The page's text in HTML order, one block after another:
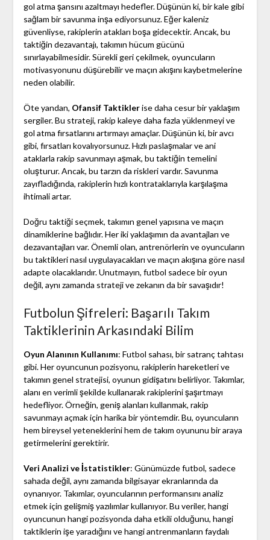
gol atma şansını azaltmayı hedefler. Düşünün ki, bir kale gibi
sağlam bir savunma inşa ediyorsunuz. Eğer kaleniz
güvenliyse, rakiplerin atakları boşa gidecektir. Ancak, bu
taktiğin dezavantajı, takımın hücum gücünü
sınırlayabilmesidir. Sürekli geri çekilmek, oyuncuların
motivasyonunu düşürebilir ve maçın akışını kaybetmelerine
neden olabilir.
Öte yandan, Ofansif Taktiklerise daha cesur bir yaklaşım
sergiler. Bu strateji, rakip kaleye daha fazla yüklenmeyi ve
gol atma fırsatlarını artırmayı amaçlar. Düşünün ki, bir avcı
gibi, fırsatları kovalıyorsunuz. Hızlı paslaşmalar ve ani
ataklarla rakip savunmayı aşmak, bu taktiğin temelini
oluşturur. Ancak, bu tarzın da riskleri vardır. Savunma
zayıfladığında, rakiplerin hızlı kontrataklarıyla karşılaşma
ihtimali artar.
Doğru taktiği seçmek, takımın genel yapısına ve maçın
dinamiklerine bağlıdır. Her iki yaklaşımın da avantajları ve
dezavantajları var. Önemli olan, antrenörlerin ve oyuncuların
bu taktikleri nasıl uygulayacakları ve maçın akışına göre nasıl
adapte olacaklarıdır. Unutmayın, futbol sadece bir oyun
değil, aynı zamanda strateji ve zekanın da bir savaşıdır!
Futbolun Şifreleri: Başarılı Takım
Taktiklerinin Arkasındaki Bilim
Oyun Alanının Kullanımı: Futbol sahası, bir satranç tahtası
gibi. Her oyuncunun pozisyonu, rakiplerin hareketleri ve
takımın genel stratejisi, oyunun gidişatını belirliyor. Takımlar,
alanı en verimli şekilde kullanarak rakiplerini şaşırtmayı
hedefliyor. Örneğin, geniş alanları kullanmak, rakip
savunmayı açmak için harika bir yöntemdir. Bu, oyuncuların
hem bireysel yeteneklerini hem de takım oyununu bir araya
getirmelerini gerektirir.
Veri Analizi ve İstatistikler: Günümüzde futbol, sadece
sahada değil, aynı zamanda bilgisayar ekranlarında da
oynanıyor. Takımlar, oyuncularının performansını analiz
etmek için gelişmiş yazılımlar kullanıyor. Bu veriler, hangi
oyuncunun hangi pozisyonda daha etkili olduğunu, hangi
taktiklerin işe yaradığını ve hangi antrenmanların faydalı